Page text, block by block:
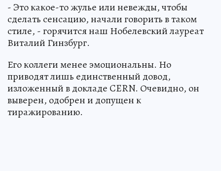
- Это какое-то жулье или невежды, чтобы
сделать сенсацию, начали говорить в таком
стиле, - горячится наш Нобелевский лауреат
Виталий Гинзбург.
Его коллеги менее эмоциональны. Но
приводят лишь единственный довод,
изложенный в докладе CERN. Очевидно, он
выверен, одобрен и допущен к
тиражированию.